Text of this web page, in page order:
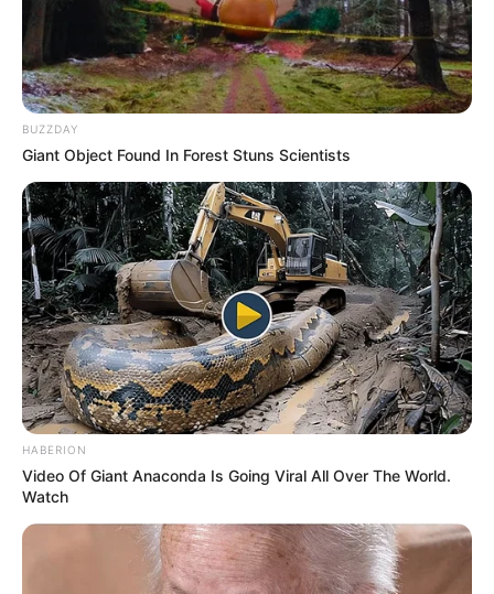
BUZZDAY
Giant Object Found In Forest Stuns Scientists
HABERION
Video Of Giant Anaconda Is Going Viral All Over The World.
Watch